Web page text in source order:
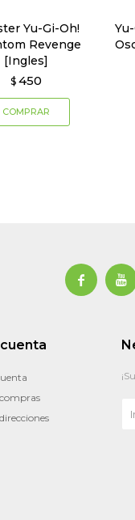
Yu-Gi-Oh!
Revenge
[Ingles]
$ 450
 
cuenta